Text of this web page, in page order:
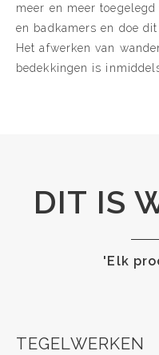
meer en meer
en badkamers en doe
Het afwerken van
bedekkingen is
DIT IS
'Elk
TEGELWERKEN